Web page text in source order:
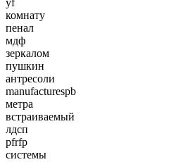
комнату
пенал
мдф
зеркалом
пушкин
антресоли
manufacturespb
метра
встраиваемый
лдсп
pfrfp
системы